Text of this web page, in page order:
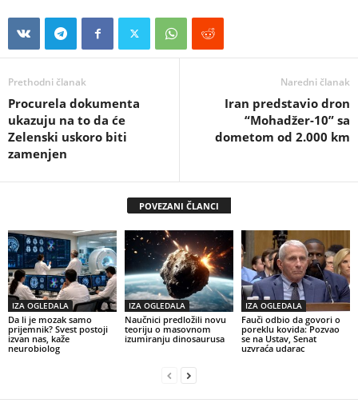
Prethodni članak
Procurela dokumenta
ukazuju na to da će
Zelenski uskoro biti
zamenjen
Naredni članak
Iran predstavio dron
“Mohadžer-10” sa
dometom od 2.000 km
POVEZANI ČLANCI
IZA OGLEDALA
Da li je mozak samo
prijemnik? Svest postoji
izvan nas, kaže
neurobiolog
IZA OGLEDALA
Naučnici predložili novu
teoriju o masovnom
izumiranju dinosaurusa
IZA OGLEDALA
Fauči odbio da govori o
poreklu kovida: Pozvao
se na Ustav, Senat
uzvraća udarac